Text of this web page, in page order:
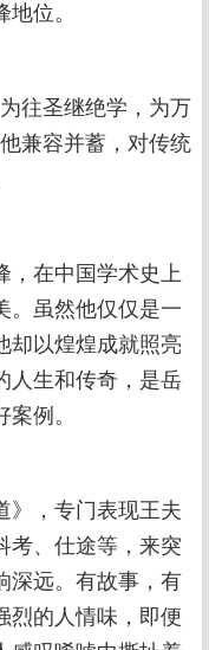
位。
往圣继绝学，为万
兼容并蓄，对传统
，在中国学术史上
。虽然他仅仅是一
却以煌煌成就照亮
人生和传奇，是岳
例。
》，专门表现王夫
考、仕途等，来突
深远。有故事，有
烈的人情味，即便